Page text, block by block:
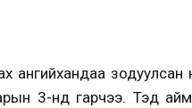
ангийхандаа зодуулсан
3-нд гарчээ. Тэд